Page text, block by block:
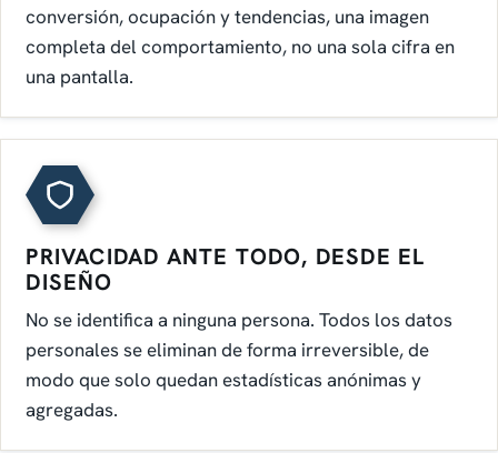
conversión, ocupación y tendencias, una imagen
completa del comportamiento, no una sola cifra en
una pantalla.
PRIVACIDAD ANTE TODO, DESDE EL
DISEÑO
No se identifica a ninguna persona. Todos los datos
personales se eliminan de forma irreversible, de
modo que solo quedan estadísticas anónimas y
agregadas.